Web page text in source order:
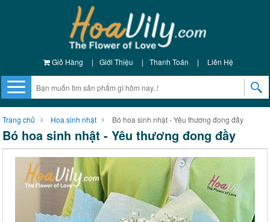
Giỏ Hàng | Giới Thiệu | Thanh Toán | Liên Hệ
Trang chủ Hoa sinh nhật Bó hoa sinh nhật - Yêu thương đong đầy
Bó hoa sinh nhật - Yêu thương đong đầy